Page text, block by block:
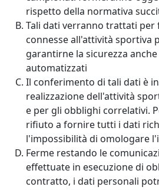
rispetto della normativa
Tali dati verranno trattati
connesse all'attività sportiva
garantirne la sicurezza
automatizzati
Il conferimento di tali dati è
realizzazione dell'attività
e per gli obblighi correlativi.
rifiuto a fornire tutti i dati
l'impossibilità di omologare
Ferme restando le
effettuate in esecuzione di
contratto, i dati personali